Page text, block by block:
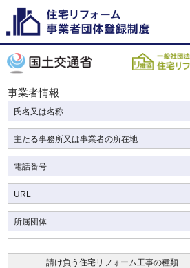
事業者情報
氏名又は名称
主たる事務所又は事業者の所在地
電話番号
URL
所属団体
請け負う住宅リフォーム工事の種類